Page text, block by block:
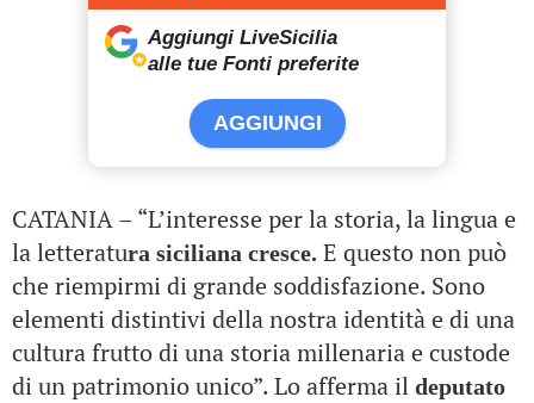
Aggiungi LiveSicilia
alle tue Fonti preferite
AGGIUNGI
CATANIA – “L’interesse per la storia, la lingua e
la letteratura siciliana cresce. E questo non può
che riempirmi di grande soddisfazione. Sono
elementi distintivi della nostra identità e di una
cultura frutto di una storia millenaria e custode
di un patrimonio unico”. Lo afferma il deputato